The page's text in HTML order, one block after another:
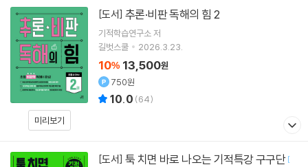
미리보기
[도서] 추론·비판 독해의 힘 2
기적학습연구소 저
길벗스쿨
2026.3.23.
10% 13,500원
750원
10.0 (64)
[도서] 툭 치면 바로 나오는 기적특강 구구단 [